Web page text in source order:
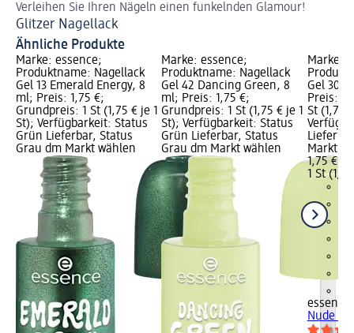
Verleihen Sie Ihren Nägeln einen funkelnden Glamour!
Glitzer Nagellack
Ähnliche Produkte
Marke: essence;
Produktname: Nagellack
Gel 13 Emerald Energy, 8
ml; Preis: 1,75 €;
Grundpreis: 1 St (1,75 € je 1
St); Verfügbarkeit: Status
Grün Lieferbar, Status
Grau dm Markt wählen
Marke: essence;
Produktname: Nagellack
Gel 42 Dancing Green, 8
ml; Preis: 1,75 €;
Grundpreis: 1 St (1,75 € je 1
St); Verfügbarkeit: Status
Grün Lieferbar, Status
Grau dm Markt wählen
Marke:
Gel 30
Preis:
St (1,75
Markt
1,75 €
1 St
essence
Nude